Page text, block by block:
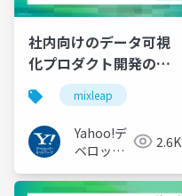
社内向けのデータ可視
化プロダクト開発の現
場
mixleap
Yahoo!デ
ベロッパ
ワーク
2.6K